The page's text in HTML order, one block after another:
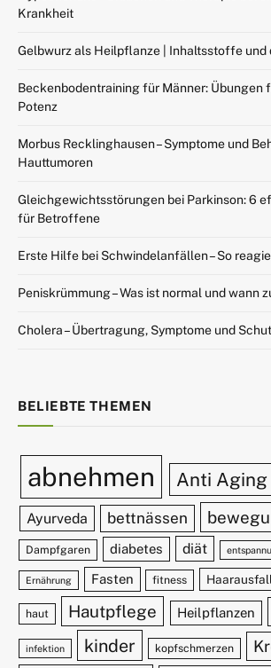
Krankheit
Gelbwurz als Heilpflanze | Inhaltsstoffe und
Beckenbodentraining für Männer: Übungen
Potenz
Morbus Recklinghausen – Symptome und
Hauttumoren
Gleichgewichtsstörungen bei Parkinson: 6
für Betroffene
Erste Hilfe bei Schwindelanfällen – So
Peniskrümmung – Was ist normal und wann
Cholera – Übertragung, Symptome und
BELIEBTE THEMEN
abnehmen Anti Aging
Ayurveda bettnässen
Dampfgaren diabetes diät
Ernährung Fasten fitness
haut Hautpflege Heilpflanzen
infektion kinder kopfschmerzen